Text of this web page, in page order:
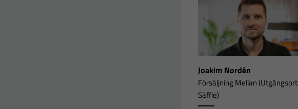
Joakim Nordén
Försäljning Mellan
Säffle)